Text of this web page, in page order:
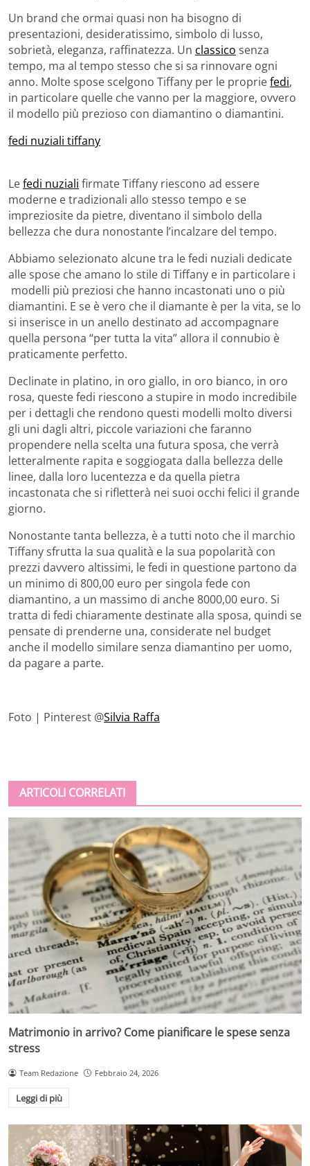
Un brand che ormai quasi non ha bisogno di
presentazioni, desideratissimo, simbolo di lusso,
sobrietà, eleganza, raffinatezza. Un classico senza
tempo, ma al tempo stesso che si sa rinnovare ogni
anno. Molte spose scelgono Tiffany per le propriefedi,
in particolare quelle che vanno per la maggiore, ovvero
il modello più prezioso con diamantino o diamantini.
fedi nuziali tiffany
Lefedi nuziali firmate Tiffany riescono ad essere
moderne e tradizionali allo stesso tempo e se
impreziosite da pietre, diventano il simbolo della
bellezza che dura nonostante l’incalzare del tempo.
Abbiamo selezionato alcune tra le fedi nuziali dedicate
alle spose che amano lo stile di Tiffany e in particolare i
modelli più preziosi che hanno incastonati uno o più
diamantini. E se è vero che il diamante è per la vita, se lo
si inserisce in un anello destinato ad accompagnare
quella persona “per tutta la vita” allora il connubio è
praticamente perfetto.
Declinate in platino, in oro giallo, in oro bianco, in oro
rosa, queste fedi riescono a stupire in modo incredibile
per i dettagli che rendono questi modelli molto diversi
gli uni dagli altri, piccole variazioni che faranno
propendere nella scelta una futura sposa, che verrà
letteralmente rapita e soggiogata dalla bellezza delle
linee, dalla loro lucentezza e da quella pietra
incastonata che si rifletterà nei suoi occhi felici il grande
giorno.
Nonostante tanta bellezza, è a tutti noto che il marchio
Tiffany sfrutta la sua qualità e la sua popolarità con
prezzi davvero altissimi, le fedi in questione partono da
un minimo di 800,00 euro per singola fede con
diamantino, a un massimo di anche 8000,00 euro. Si
tratta di fedi chiaramente destinate alla sposa, quindi se
pensate di prenderne una, considerate nel budget
anche il modello similare senza diamantino per uomo,
da pagare a parte.
Foto | Pinterest @Silvia Raffa
ARTICOLI CORRELATI
Matrimonio in arrivo? Come pianificare le spese senza
stress
Team Redazione Febbraio 24, 2026
Leggi di più